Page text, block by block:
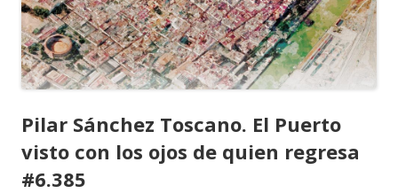
Pilar Sánchez Toscano. El Puerto
visto con los ojos de quien regresa
#6.385